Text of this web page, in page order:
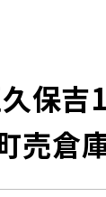
保吉
売倉